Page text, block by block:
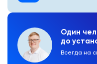
Один
до
Всегда на